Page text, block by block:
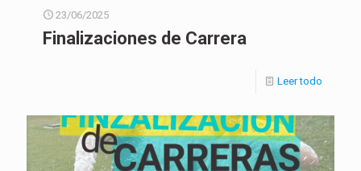
23/06/2025
Finalizaciones de Carrera
Leer todo